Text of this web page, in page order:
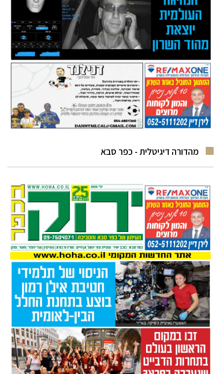
מהדורה דיגיטלית - כפר סבא